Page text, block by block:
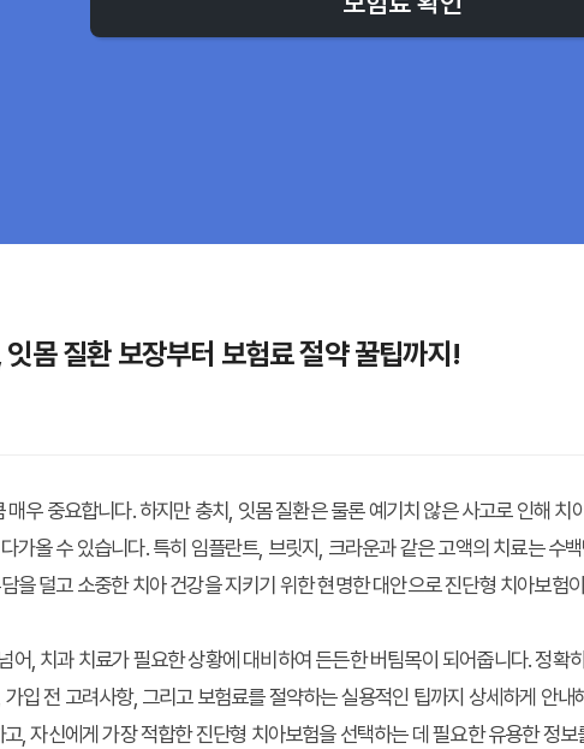
몸 질환 보장부터 보험료 절약 꿀팁까지!
우 중요합니다. 하지만 충치, 잇몸 질환은 물론 예기치 않은 사고로 인해 치
가올 수 있습니다. 특히 임플란트, 브릿지, 크라운과 같은 고액의 치료는 수백
을 덜고 소중한 치아 건강을 지키기 위한 현명한 대안으로 진단형 치아보험
어, 치과 치료가 필요한 상황에 대비하여 든든한 버팀목이 되어줍니다. 정확
입 전 고려사항, 그리고 보험료를 절약하는 실용적인 팁까지 상세하게 안내
, 자신에게 가장 적합한 진단형 치아보험을 선택하는 데 필요한 유용한 정보